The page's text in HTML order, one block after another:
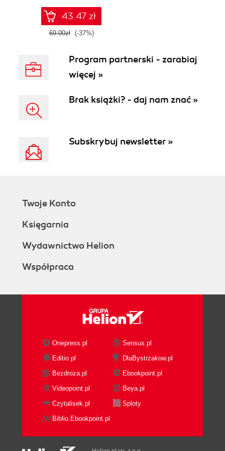
43.47 zł
69.00zł (-37%)
Program partnerski - zarabiaj
więcej »
Brak książki? - daj nam znać »
Subskrybuj newsletter »
Twoje Konto
Księgarnia
Wydawnictwo Helion
Współpraca
Onepress.pl
Sensus.pl
Editio.pl
DlaBystrzakow.pl
Bezdroza.pl
Ebookpoint.pl
Videopoint.pl
Beya.pl
Czytalisek.pl
Sploty
Biblio.Ebookpoint.pl